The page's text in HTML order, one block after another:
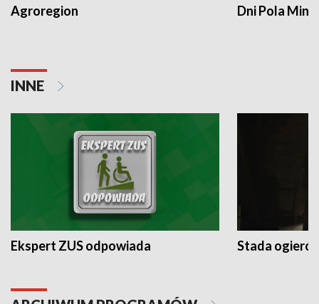
Agroregion Dni Pola
INNE
Ekspert ZUS odpowiada Stada